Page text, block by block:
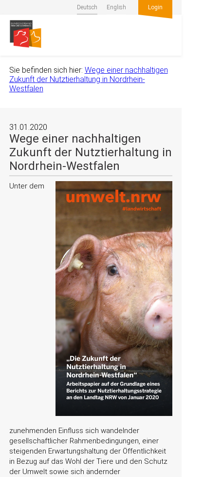
Deutsch English Login
Sie befinden sich hier: Wege einer nachhaltigen
Zukunft der Nutztierhaltung in Nordrhein-
Westfalen
31.01.2020
Wege einer nachhaltigen
Zukunft der Nutztierhaltung in
Nordrhein-Westfalen
Unter dem
zunehmenden Einfluss sich wandelnder
gesellschaftlicher Rahmenbedingungen, einer
steigenden Erwartungshaltung der Öffentlichkeit
in Bezug auf das Wohl der Tiere und den Schutz
der Umwelt sowie sich ändernder